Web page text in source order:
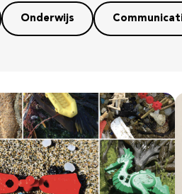
Onderwijs